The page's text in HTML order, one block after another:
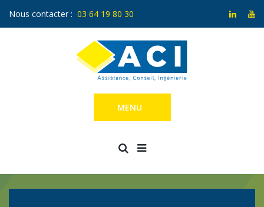
Nous contacter : 03 64 19 80 30
MENU